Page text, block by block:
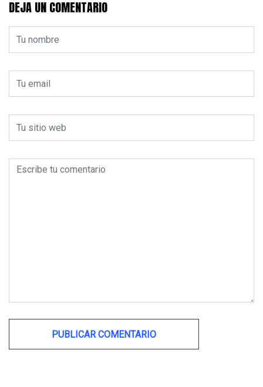
DEJA UN COMENTARIO